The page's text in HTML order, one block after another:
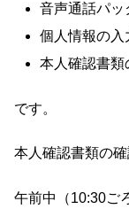
音声通話パッ
個人情報の入
本人確認書類
です。
本人確認書類の
午前中（10:30ご